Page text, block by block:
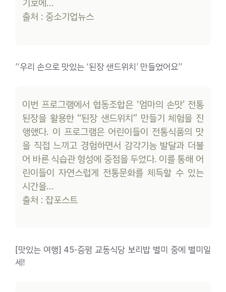
기호에…
출처 : 중소기업뉴스
“우리 손으로 맛있는 ‘된장 샌드위치’ 만들었어요”
이번 프로그램에서 협동조합은 ‘엄마의 손맛’ 전통
된장을 활용한 “된장 샌드위치” 만들기 체험을 진
행했다. 이 프로그램은 어린이들이 전통식품의 맛
을 직접 느끼고 경험하면서 감각기능 발달과 더불
어 바른 식습관 형성에 중점을 두었다. 이를 통해 어
린이들이 자연스럽게 전통문화를 체득할 수 있는
시간을…
출처 : 잡포스트
[맛있는 여행] 45-증평 교동식당 보리밥 별미 중에 별미일
세!